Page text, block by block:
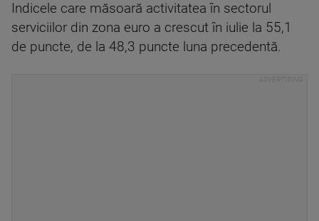
Indicele care măsoară activitatea în sectorul
serviciilor din zona euro a crescut în iulie la 55,1
de puncte, de la 48,3 puncte luna precedentă.